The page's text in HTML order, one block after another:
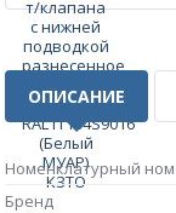
ОПИСАНИЕ
Номенклатурный
Бренд